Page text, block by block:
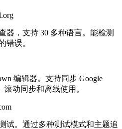
器，支持 30 多种语言。能检测
错误。
编辑器。支持同步 Google
动同步和离线使用。
试。通过多种测试模式和主题追